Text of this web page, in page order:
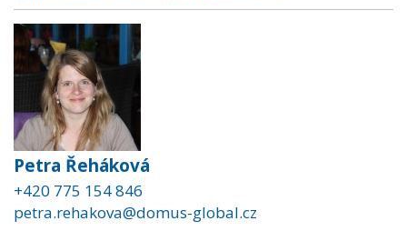
Petra Řeháková
+420 775 154 846
petra.rehakova@domus-global.cz